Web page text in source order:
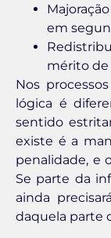
em
mérito de
Nos
lógica é
sentido
existe é a
penalidade, e
Se parte da
ainda
daquela parte